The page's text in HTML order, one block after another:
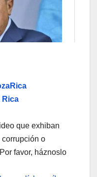
Rica
que exhiban
corrupción o
favor, háznoslo